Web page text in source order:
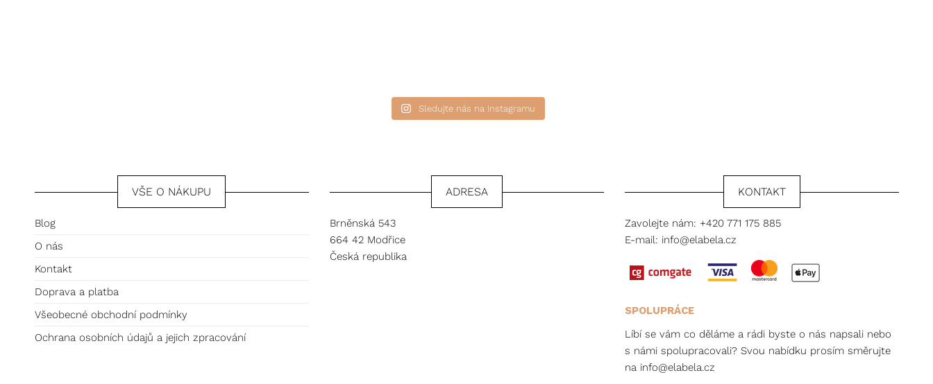
Sledujte nás na Instagramu
VŠE O NÁKUPU
Blog
O nás
Kontakt
Doprava a platba
Všeobecné obchodní podmínky
Ochrana osobních údajů a jejich zpracování
ADRESA
Brněnská 543
664 42 Modřice
Česká republika
KONTAKT
Zavolejte nám: +420 771 175 885
E-mail: info@elabela.cz
SPOLUPRÁCE
Líbí se vám co děláme a rádi byste o nás napsali nebo
s námi spolupracovali? Svou nabídku prosím směrujte
na info@elabela.cz